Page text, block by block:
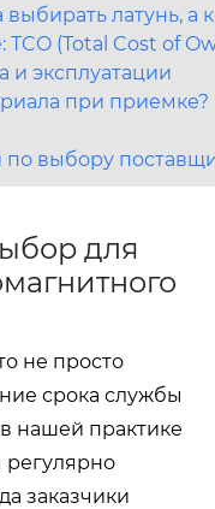
латунь, а
(Total Cost of
и эксплуатации
при приемке?
выбору
для
не просто
срока службы
нашей практике
заказчики